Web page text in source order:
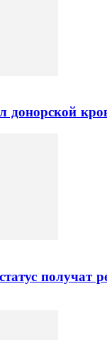
донорской
получат